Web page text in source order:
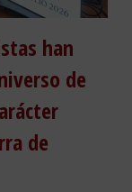
han
de
de